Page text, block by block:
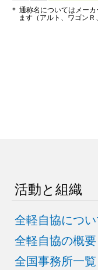
＊ 通称名についてはメー
ます（アルト、ワゴン
活動と組織
全軽自協につ
全軽自協の概要
全国事務所一覧